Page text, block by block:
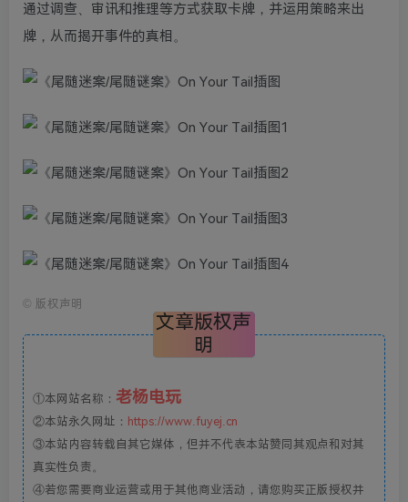
通过调查、审讯和推理等方式获取卡牌，并运用策略来出
牌，从而揭开事件的真相。
© 版权声明
文章版权声
明
①本网站名称： 老杨电玩
②本站永久网址： https://www.fuyej.cn
③本站内容转载自其它媒体，但并不代表本站赞同其观点和对其
真实性负责。
④若您需要商业运营或用于其他商业活动，请您购买正版授权并